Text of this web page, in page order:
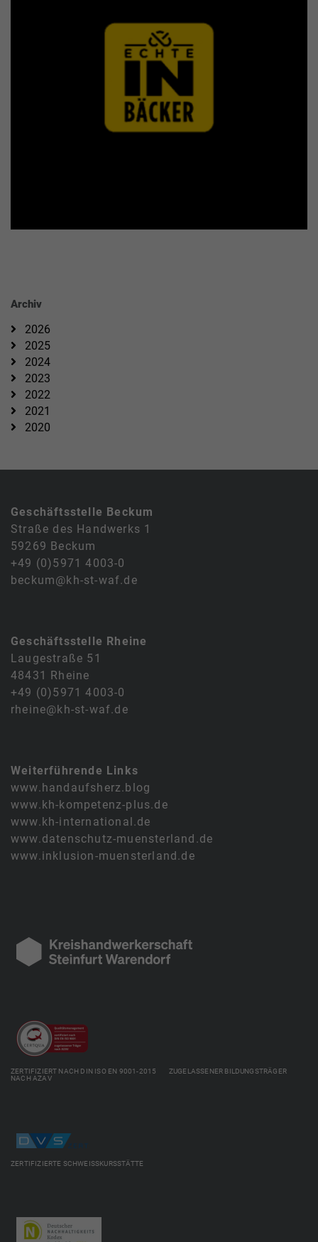
Archiv
2026
2025
2024
2023
2022
2021
2020
Geschäftsstelle Beckum
Straße des Handwerks 1
59269 Beckum
+49 (0)5971 4003-0
beckum@kh-st-waf.de
Geschäftsstelle Rheine
Laugestraße 51
48431 Rheine
+49 (0)5971 4003-0
rheine@kh-st-waf.de
Weiterführende Links
www.handaufsherz.blog
www.kh-kompetenz-plus.de
www.kh-international.de
www.datenschutz-muensterland.de
www.inklusion-muensterland.de
ZERTIFIZIERT NACH DIN ISO EN 9001-2015 ZUGELASSENER BILDUNGSTRÄGER
NACH AZAV
ZERTIFIZIERTE SCHWEISSKURSSTÄTTE